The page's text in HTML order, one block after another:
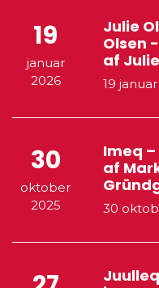
19
januar
2026
Julie
Olsen
af
19
30
oktober
2025
Imeq
af
30